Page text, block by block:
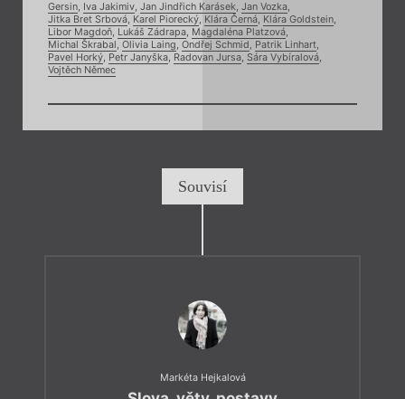
Gersin, Iva Jakimiv, Jan Jindřich Karásek, Jan Vozka,
Jitka Bret Srbová, Karel Piorecký, Klára Černá, Klára Goldstein,
Libor Magdoň, Lukáš Zádrapa, Magdaléna Platzová,
Michal Škrabal , Olivia Laing, Ondřej Schmid , Patrik Linhart,
Pavel Horký, Petr Janyška, Radovan Jursa, Sára Vybíralová,
Vojtěch Němec
Souvisí
Markéta Hejkalová